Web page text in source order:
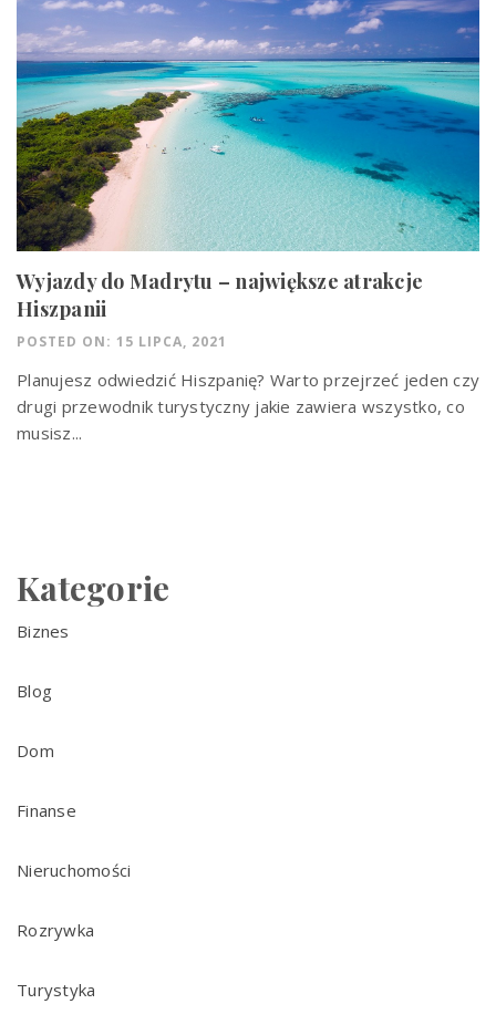
Wyjazdy do Madrytu – największe atrakcje
Hiszpanii
POSTED ON: 15 LIPCA, 2021
Planujesz odwiedzić Hiszpanię? Warto przejrzeć jeden czy
drugi przewodnik turystyczny jakie zawiera wszystko, co
musisz...
Kategorie
Biznes
Blog
Dom
Finanse
Nieruchomości
Rozrywka
Turystyka